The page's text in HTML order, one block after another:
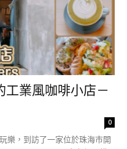
工業風咖啡小店－
0
樂，到訪了一家位於珠海市開